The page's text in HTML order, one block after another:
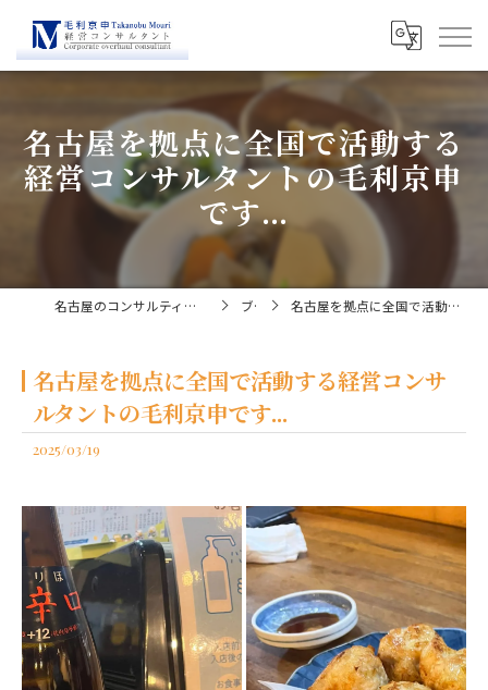
名古屋を拠点に全国で活動する
経営コンサルタントの毛利京申
です...
名古屋のコンサルティングなら経営コンサルタント毛利京申 ブログ 名古屋を拠点に全国で活動する経営コンサルタントの毛利京申です...
名古屋を拠点に全国で活動する経営コンサ
ルタントの毛利京申です...
2025/03/19